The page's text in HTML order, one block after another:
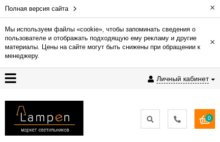
Полная версия сайта ×
Мы используем файлы «cookie», чтобы запоминать сведения о
пользователе и отображать подходящую ему рекламу и другие
материалы. Цены на сайте могут быть снижены при обращении к
менеджеру.
×
Личный кабинет
Гарантия
Доставка
и
Контакты
0